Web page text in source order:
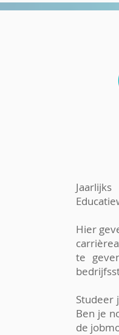
Jaarlijks
Hier
te
Studeer
Ben je
de